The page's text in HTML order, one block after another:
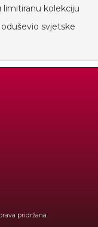
kolekciju
svjetske
pridržana.